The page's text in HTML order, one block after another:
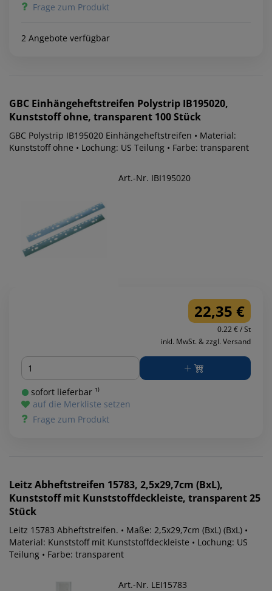
Frage zum Produkt
2 Angebote verfügbar
GBC Einhängeheftstreifen Polystrip IB195020,
Kunststoff ohne, transparent 100 Stück
GBC Polystrip IB195020 Einhängeheftstreifen • Material:
Kunststoff ohne • Lochung: US Teilung • Farbe: transparent
Art.-Nr. IBI195020
22,35 €
0.22 € / St
inkl. MwSt. & zzgl. Versand
Menge
sofort lieferbar ¹⁾
auf die Merkliste setzen
Frage zum Produkt
LeitzAbheftstreifen 15783, 2,5x29,7cm (BxL),
Kunststoff mit Kunststoffdeckleiste, transparent 25
Stück
Leitz 15783 Abheftstreifen. • Maße: 2,5x29,7cm (BxL) (BxL) •
Material: Kunststoff mit Kunststoffdeckleiste • Lochung: US
Teilung • Farbe: transparent
Art.-Nr. LEI15783